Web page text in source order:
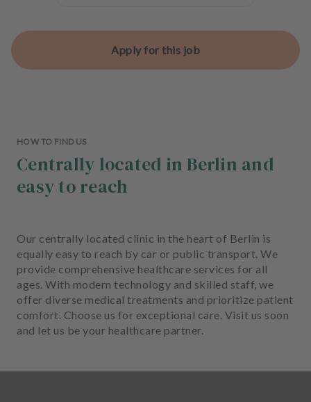
Apply for this job
HOW TO FIND US
Centrally located in Berlin and
easy to reach
Our centrally located clinic in the heart of Berlin is
equally easy to reach by car or public transport. We
provide comprehensive healthcare services for all
ages. With modern technology and skilled staff, we
offer diverse medical treatments and prioritize patient
comfort. Choose us for exceptional care. Visit us soon
and let us be your healthcare partner.